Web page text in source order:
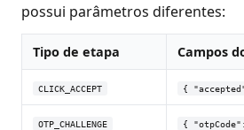
possui parâmetros diferentes:
Tipo de etapa Campos
CLICK_ACCEPT {
OTP_CHALLENGE {